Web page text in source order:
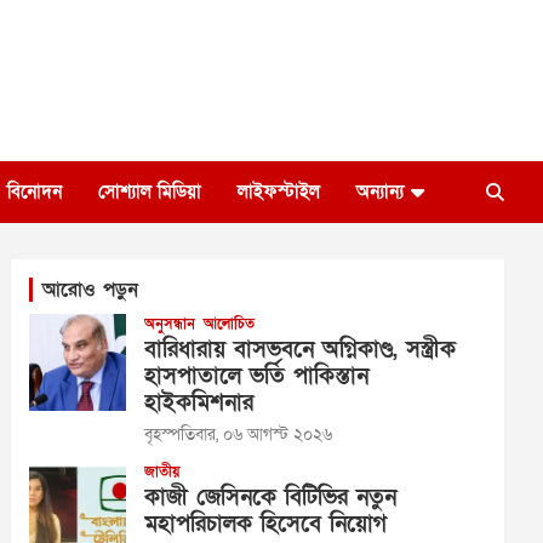
বিনোদন সোশ্যাল মিডিয়া লাইফস্টাইল অন্যান্য
আরোও পড়ুন
অনুসন্ধান আলোচিত
বারিধারায় বাসভবনে অগ্নিকাণ্ড, সস্ত্রীক
হাসপাতালে ভর্তি পাকিস্তান
হাইকমিশনার
বৃহস্পতিবার, ০৬ আগস্ট ২০২৬
জাতীয়
কাজী জেসিনকে বিটিভির নতুন
মহাপরিচালক হিসেবে নিয়োগ